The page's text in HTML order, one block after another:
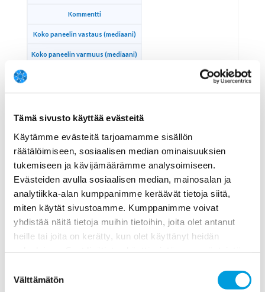
Tämä sivusto käyttää evästeitä
Käytämme evästeitä tarjoamamme sisällön
räätälöimiseen, sosiaalisen median ominaisuuksien
tukemiseen ja kävijämäärämme analysoimiseen.
Evästeiden avulla sosiaalisen median, mainosalan ja
analytiikka-alan kumppanimme keräävät tietoja siitä,
miten käytät sivustoamme. Kumppanimme voivat
yhdistää näitä tietoja muihin tietoihin, joita olet antanut
heille tai joita on kerätty, kun olet käyttänyt heidän
valinta
Välttämätön
Kommentti
Koko paneelin vastaus (mediaani)
Koko paneelin varmuus (mediaani)
7
Eniten ansaitsevat ihmiset voisivat
maksaa enemmän kuntaveroa kuin
nykyään.
Vastaus
Kommentti